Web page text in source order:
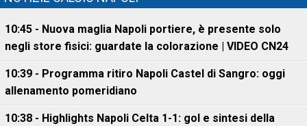
10:45 - Nuova maglia Napoli portiere, è presente solo
negli store fisici: guardate la colorazione | VIDEO CN24
10:39 - Programma ritiro Napoli Castel di Sangro: oggi
allenamento pomeridiano
10:38 - Highlights Napoli Celta 1-1: gol e sintesi della